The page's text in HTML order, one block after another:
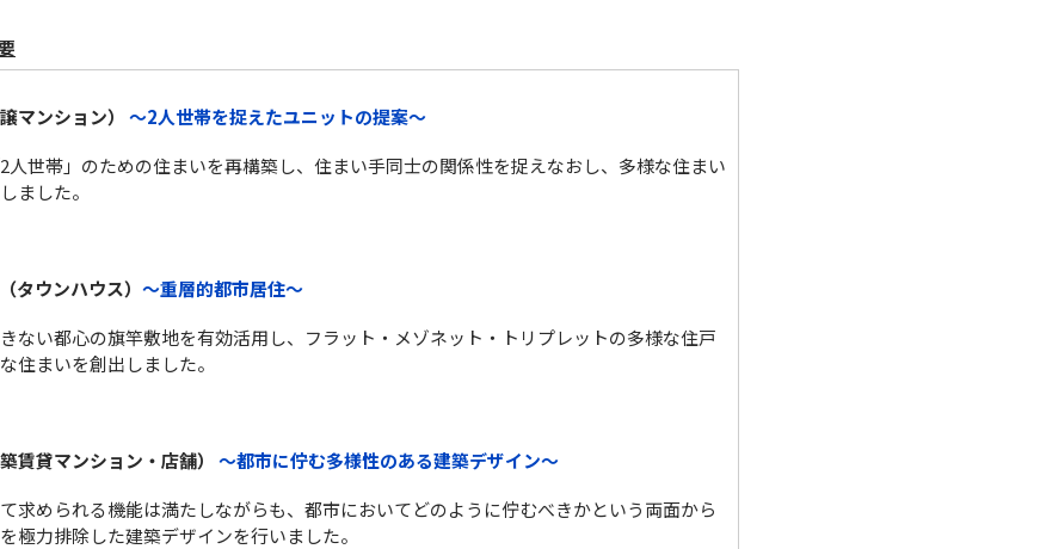
マンション） ～2人世帯を捉えたユニットの提案～
人世帯」のための住まいを再構築し、住まい手同士の関係性を捉えなおし、多様な住まい
ました。
タウンハウス） ～重層的都市居住～
ない都心の旗竿敷地を有効活用し、フラット・メゾネット・トリプレットの多様な住戸
住まいを創出しました。
賃貸マンション・店舗） ～都市に佇む多様性のある建築デザイン～
求められる機能は満たしながらも、都市においてどのように佇むべきかという両面から
極力排除した建築デザインを行いました。